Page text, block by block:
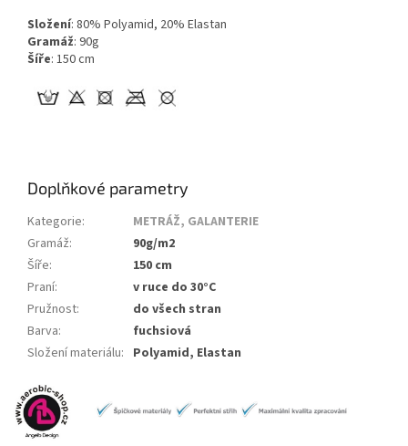
Složení: 80% Polyamid, 20% Elastan
Gramáž: 90g
Šíře: 150 cm
Doplňkové parametry
Kategorie:
METRÁŽ, GALANTERIE
Gramáž:
90g/m2
Šíře:
150 cm
Praní:
v ruce do 30°C
Pružnost:
do všech stran
Barva:
fuchsiová
Složení materiálu: Polyamid, Elastan